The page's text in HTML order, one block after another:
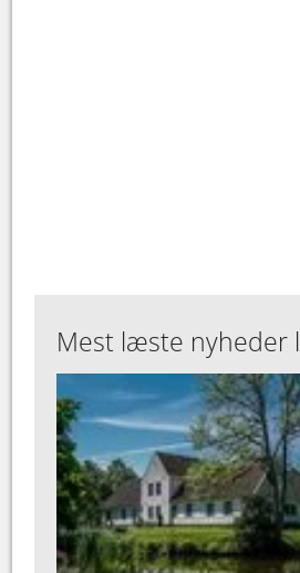
Mest læste nyheder